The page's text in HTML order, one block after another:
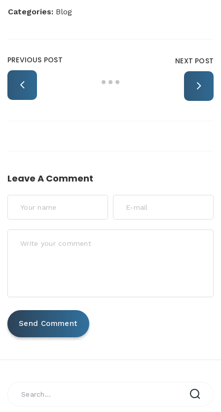
Categories: Blog
PREVIOUS POST NEXT POST
Leave A Comment